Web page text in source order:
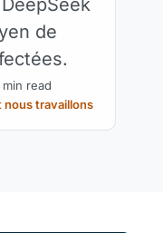
de
min read
nous travaillons